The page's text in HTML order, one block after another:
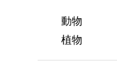
動物
植物